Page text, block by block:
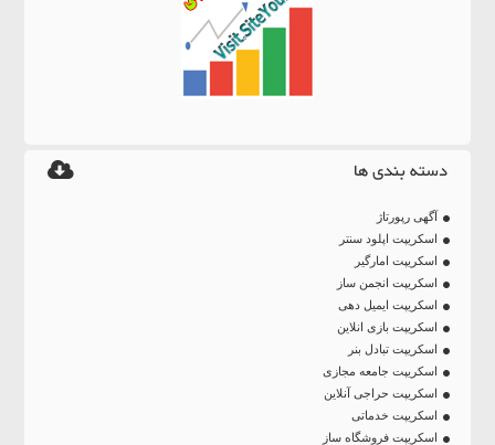
دسته بندی ها
آگهی رپورتاژ
اسکریپت اپلود سنتر
اسکریپت امارگیر
اسکریپت انجمن ساز
اسکریپت ایمیل دهی
اسکریپت بازی انلاین
اسکریپت تبادل بنر
اسکریپت جامعه مجازی
اسکریپت حراجی آنلاین
اسکریپت خدماتی
اسکریپت فروشگاه ساز